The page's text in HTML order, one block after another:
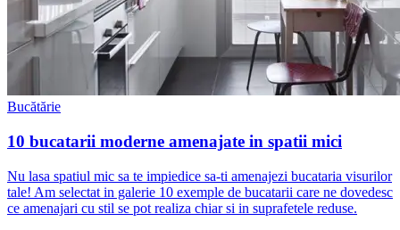
Bucătărie
10 bucatarii moderne amenajate in spatii mici
Nu lasa spatiul mic sa te impiedice sa-ti amenajezi bucataria visurilor
tale! Am selectat in galerie 10 exemple de bucatarii care ne dovedesc
ce amenajari cu stil se pot realiza chiar si in suprafetele reduse.